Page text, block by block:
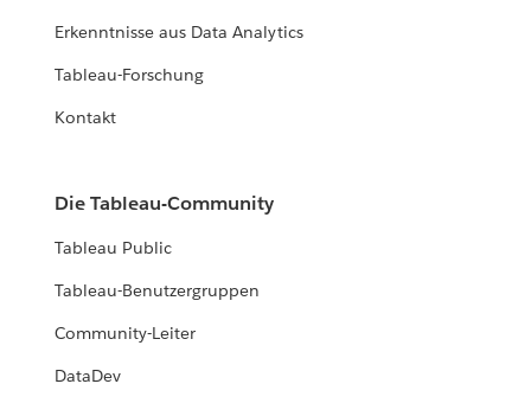
Erkenntnisse aus Data Analytics
Tableau-Forschung
Kontakt
Die Tableau-Community
Tableau Public
Tableau-Benutzergruppen
Community-Leiter
DataDev